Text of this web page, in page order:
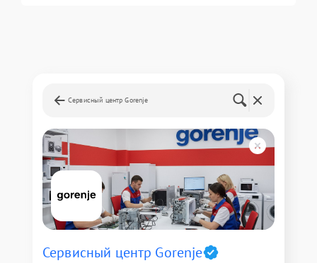
Сервисный центр Gorenje
Сервисный центр Gorenje